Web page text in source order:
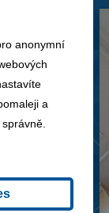
anonymní
a